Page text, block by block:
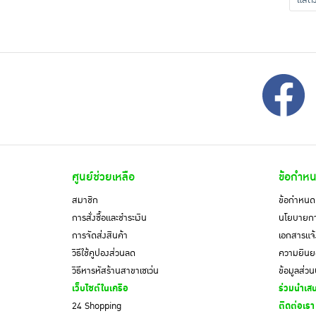
ศูนย์ช่วยเหลือ
สมาชิก
การสั่งซื้อและชำระเงิน
การจัดส่งสินค้า
วิธีใช้คูปองส่วนลด
วิธีหารหัสร้านสาขาเซเว่น
เว็บไซต์ในเครือ
24 Shopping
ข้อกำห
ข้อกำหนด
นโยบายก
เอกสาร
ความยินย
ข้อมูลส่ว
ร่วมนำเส
ติดต่อเรา